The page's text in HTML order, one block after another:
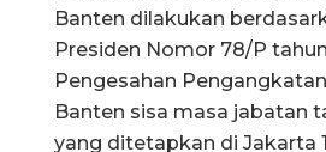
Banten dilakukan
Presiden Nomor 78/P
Pengesahan
Banten sisa masa jabatan
yang ditetapkan di Jakarta